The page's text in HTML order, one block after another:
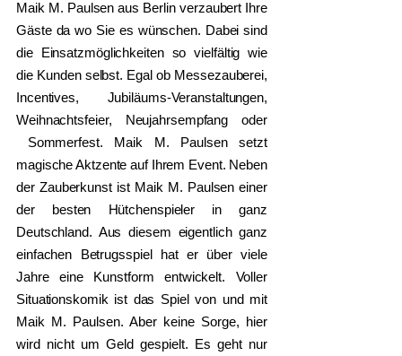
Maik M. Paulsen aus Berlin verzaubert Ihre
Gäste da wo Sie es wünschen. Dabei sind
die Einsatzmöglichkeiten so vielfältig wie
die Kunden selbst. Egal ob Messezauberei,
Incentives, Jubiläums-Veranstaltungen,
Weihnachtsfeier, Neujahrsempfang oder
Sommerfest. Maik M. Paulsen setzt
magische Aktzente auf Ihrem Event. Neben
der Zauberkunst ist Maik M. Paulsen einer
der besten Hütchenspieler in ganz
Deutschland. Aus diesem eigentlich ganz
einfachen Betrugsspiel hat er über viele
Jahre eine Kunstform entwickelt. Voller
Situationskomik ist das Spiel von und mit
Maik M. Paulsen. Aber keine Sorge, hier
wird nicht um Geld gespielt. Es geht nur